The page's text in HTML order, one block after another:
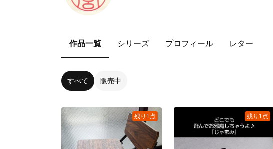
作品一覧 シリーズ プロフィール レター
すべて 販売中
残り1点 残り1点